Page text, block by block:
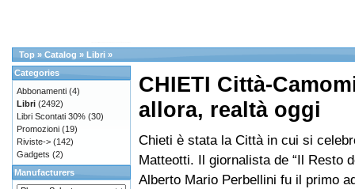
Top » Catalog » Libri »
CHIETI Città-
allora, realtà oggi
Chieti è stata la Città in cui si
Matteotti. Il giornalista de “Il Resto
Alberto Mario Perbellini fu il primo
Categories
Abbonamenti (4)
Libri (2492)
Libri Scontati 30% (30)
Promozioni (19)
Riviste-> (142)
Gadgets (2)
Manufacturers